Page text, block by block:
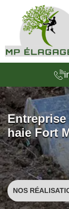
haie Fort
NOS